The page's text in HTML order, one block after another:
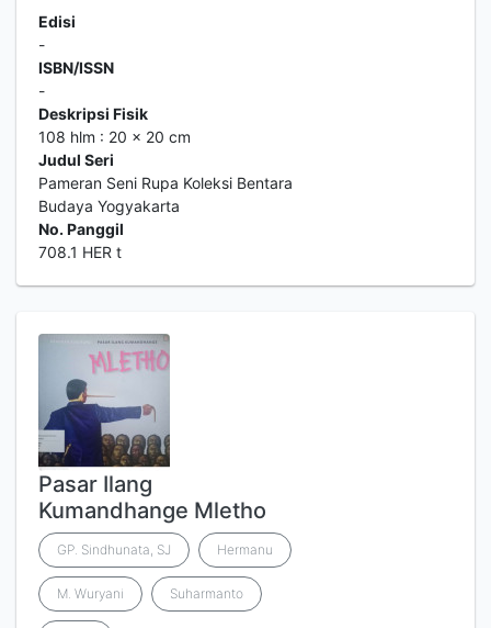
Edisi
-
ISBN/ISSN
-
Deskripsi Fisik
108 hlm : 20 x 20 cm
Judul Seri
Pameran Seni Rupa Koleksi Bentara
Budaya Yogyakarta
No. Panggil
708.1 HER t
Pasar Ilang
Kumandhange Mletho
GP. Sindhunata, SJ Hermanu
M. Wuryani Suharmanto